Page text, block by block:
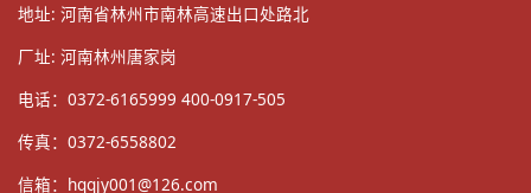
地址: 河南省林州市南林高速出口处路北
厂址: 河南林州唐家岗
电话：0372-6165999 400-0917-505
传真：0372-6558802
信箱： hqqjy001@126.com